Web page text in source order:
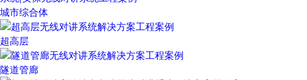
城市综合体
超高层
隧道管廊